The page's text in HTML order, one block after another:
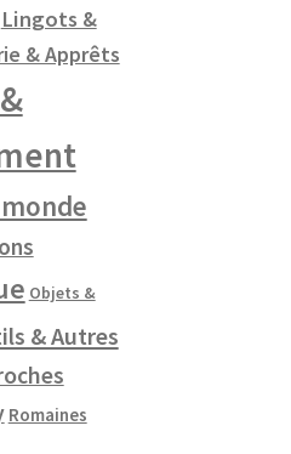
Lingots &
& Apprêts
Objets &
& Autres
Romaines